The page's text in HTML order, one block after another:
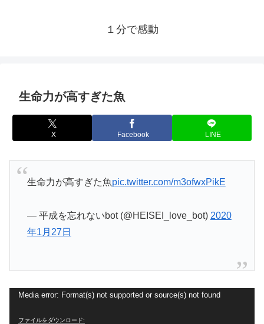
１分で感動
生命力が高すぎた魚
X Facebook LINE
生命力が高すぎた魚pic.twitter.com/m3ofwxPikE
— 平成を忘れないbot (@HEISEI_love_bot) 2020
年1月27日
Media error: Format(s) not supported or source(s) not found
ファイルをダウンロード: